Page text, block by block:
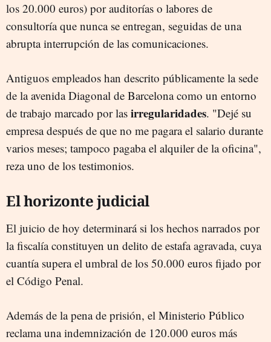
los 20.000 euros) por auditorías o labores de
consultoría que nunca se entregan, seguidas de una
abrupta interrupción de las comunicaciones.
Antiguos empleados han descrito públicamente la sede
de la avenida Diagonal de Barcelona como un entorno
de trabajo marcado por las irregularidades. "Dejé su
empresa después de que no me pagara el salario durante
varios meses; tampoco pagaba el alquiler de la oficina",
reza uno de los testimonios.
El horizonte judicial
El juicio de hoy determinará si los hechos narrados por
la fiscalía constituyen un delito de estafa agravada, cuya
cuantía supera el umbral de los 50.000 euros fijado por
el Código Penal.
Además de la pena de prisión, el Ministerio Público
reclama una indemnización de 120.000 euros más